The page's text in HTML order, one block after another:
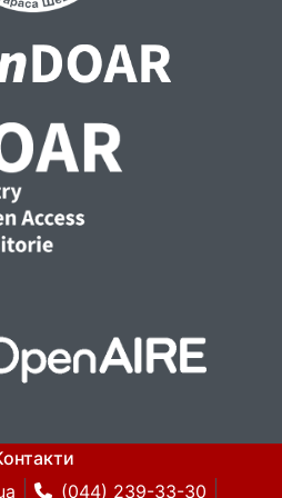
населення, особа з
структурно-
формування
SWOT-аналіз,
маршрут,
центр,
координаційної
(044) 239-33-30